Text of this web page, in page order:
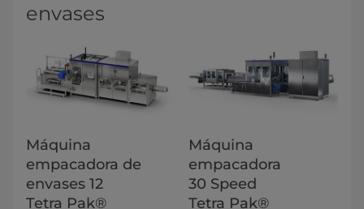
envases
Máquina
empacadora de
envases 12
Tetra Pak®
Máquina
empacadora
30 Speed
Tetra Pak®